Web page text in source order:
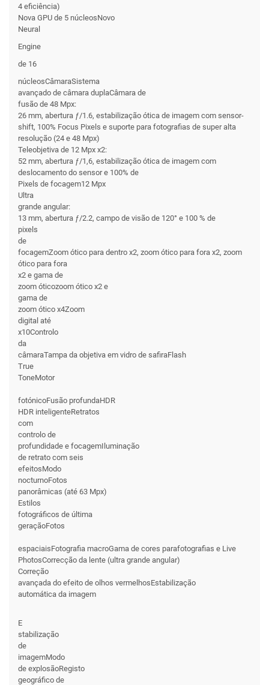
4 eficiência)
Nova GPU de 5 núcleosNovo
Neural
Engine
de 16
núcleosCâmaraSistema
avançado de câmara duplaCâmara de
fusão de 48 Mpx:
26 mm, abertura ƒ/1.6, estabilização ótica de imagem com sensor-
shift, 100% Focus Pixels e suporte para fotografias de super alta
resolução (24 e 48 Mpx)
Teleobjetiva de 12 Mpx x2:
52 mm, abertura ƒ/1,6, estabilização ótica de imagem com
deslocamento do sensor e 100% de
Pixels de focagem12 Mpx
Ultra
grande angular:
13 mm, abertura ƒ/2.2, campo de visão de 120° e 100 % de
pixels
de
focagemZoom ótico para dentro x2, zoom ótico para fora x2, zoom
ótico para fora
x2 e gama de
zoom óticozoom ótico x2 e
gama de
zoom ótico x4Zoom
digital até
x10Controlo
da
câmaraTampa da objetiva em vidro de safiraFlash
True
ToneMotor
fotónicoFusão profundaHDR
HDR inteligenteRetratos
com
controlo de
profundidade e focagemIluminação
de retrato com seis
efeitosModo
nocturnoFotos
panorâmicas (até 63 Mpx)
Estilos
fotográficos de última
geraçãoFotos
espaciaisFotografia macroGama de cores parafotografias e Live
PhotosCorrecção da lente (ultra grande angular)
Correção
avançada do efeito de olhos vermelhosEstabilização
automática da imagem
E
stabilização
de
imagemModo
de explosãoRegisto
geográfico de